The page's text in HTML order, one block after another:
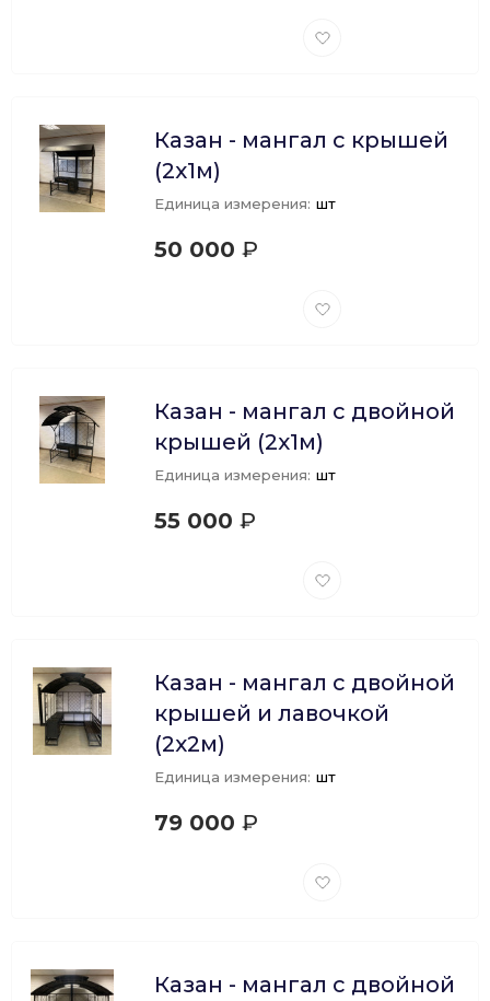
Добавить
Казан - мангал с крышей
(2х1м)
Единица измерения: шт
50 000 ₽
Добавить
Казан - мангал с двойной
крышей (2х1м)
Единица измерения: шт
55 000 ₽
Добавить
Казан - мангал с двойной
крышей и лавочкой
(2х2м)
Единица измерения: шт
79 000 ₽
Добавить
Казан - мангал с двойной